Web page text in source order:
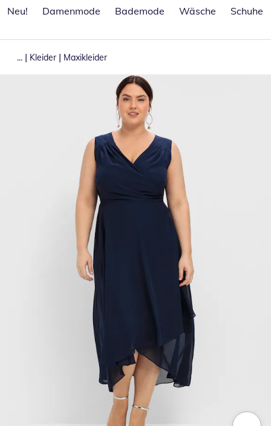
Neu!
Damenmode Bademode Wäsche Schuhe
... | Kleider | Maxikleider